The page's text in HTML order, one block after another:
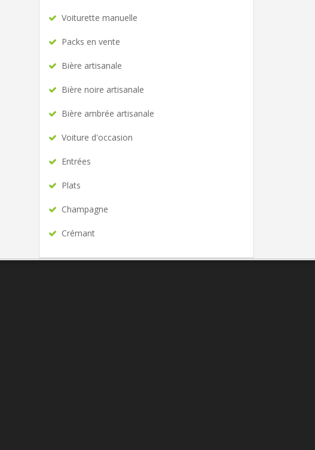
Voiturette manuelle
Packs en vente
Bière artisanale
Bière noire artisanale
Bière ambrée artisanale
Voiture d'occasion
Entrées
Plats
Champagne
Crémant